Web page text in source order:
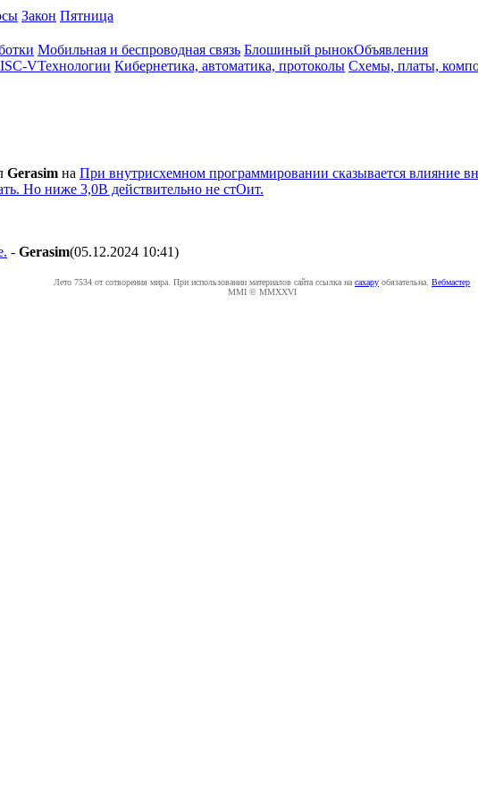
Закон Пятница
Мобильная и беспроводная связь Блошиный рынокОбъявления
VТехнологии Кибернетика, автоматика, протоколы Схемы, платы,
Gerasim на При внутрисхемном программировании сказывается влияние
Но ниже 3,0В действительно не стОит.
- Gerasim(05.12.2024 10:41)
Лето 7534 от сотворения мира. При использовании материалов сайта ссылка на caxapу обязательна. Вебмастер
MMI © MMXXVI